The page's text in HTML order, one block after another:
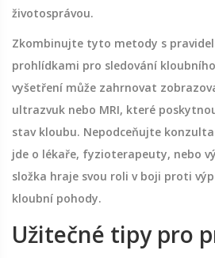
životosprávou.
Zkombinujte tyto metody s
prohlídkami pro sledování
vyšetření může zahrnovat
ultrazvuk nebo MRI, které
stav kloubu. Nepodceňujte
jde o lékaře, fyzioterapeuty, nebo
složka hraje svou roli v boji proti
kloubní pohody.
Užitečné tipy pro